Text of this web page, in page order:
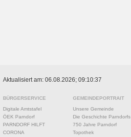
Aktualisiert am: 06.08.2026; 09:10:37
BÜRGERSERVICE
Digitale Amtstafel
ÖEK Parndorf
PARNDORF HILFT
CORONA
GEMEINDEPORTRAIT
Unsere Gemeinde
Die Geschichte Parndorfs
750 Jahre Parndorf
Topothek